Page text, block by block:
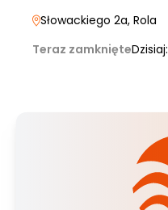
Słowackiego 2a, Rola
Teraz zamknięteDzisiaj: